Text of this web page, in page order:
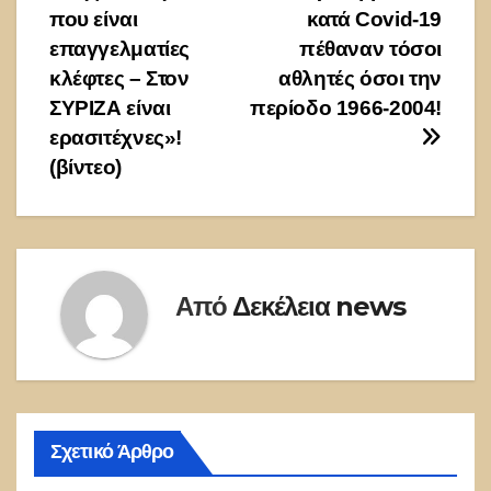
κατά Covid-19
πέθαναν τόσοι
αθλητές όσοι την
περίοδο 1966-2004!
που είναι
επαγγελματίες
κλέφτες – Στον
ΣΥΡΙΖΑ είναι
ερασιτέχνες»!
(βίντεο)
Από Δεκέλεια news
Σχετικό Άρθρο